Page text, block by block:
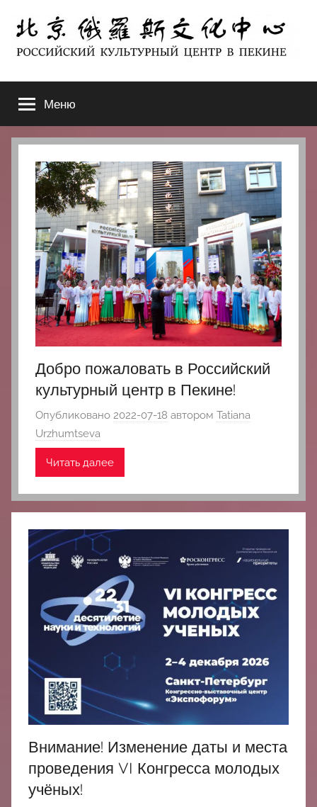
содержимому
北
京
俄
罗
斯
文
化
中
心
ЦЕНТР
В
ПЕКИНЕ
Меню
Добро пожаловать в Российский
культурный центр в Пекине!
Опубликовано 2022-07-18 автором Tatiana
Urzhumtseva
Читать далее
Внимание! Изменение даты и места
проведения VI Конгресса молодых
учёных!